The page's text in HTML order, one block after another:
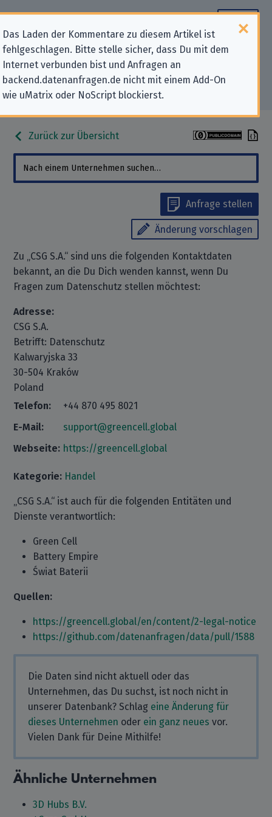
Das Laden der Kommentare zu diesem Artikel ist
fehlgeschlagen. Bitte stelle sicher, dass Du mit dem
Internet verbunden bist und Anfragen an
backend.datenanfragen.de nicht mit einem Add-On
wie uMatrix oder NoScript blockierst.
Datenschutz-Kontaktdaten für
„CSG S.A.“
Zurück zur Übersicht
Anfrage stellen
Änderung vorschlagen
Zu „CSG S.A.“ sind uns die folgenden Kontaktdaten
bekannt, an die Du Dich wenden kannst, wenn Du
Fragen zum Datenschutz stellen möchtest:
Adresse:
CSG S.A.
Betrifft: Datenschutz
Kalwaryjska 33
30-504 Kraków
Poland
Telefon:
+44 870 495 8021
E-Mail:
support@greencell.global
Webseite: https://greencell.global
Kategorie: Handel
„CSG S.A.“ ist auch für die folgenden Entitäten und
Dienste verantwortlich:
Green Cell
Battery Empire
Świat Baterii
Quellen:
https://greencell.global/en/content/2-legal-notice
https://github.com/datenanfragen/data/pull/1588
Die Daten sind nicht aktuell oder das
Unternehmen, das Du suchst, ist noch nicht in
unserer Datenbank? Schlag eine Änderung für
dieses Unternehmen oder ein ganz neues vor.
Vielen Dank für Deine Mithilfe!
Ähnliche Unternehmen
3D Hubs B.V.